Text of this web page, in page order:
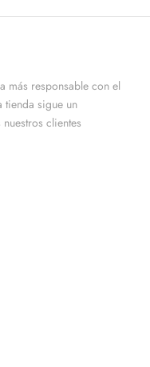
más responsable con el
tienda sigue un
clientes